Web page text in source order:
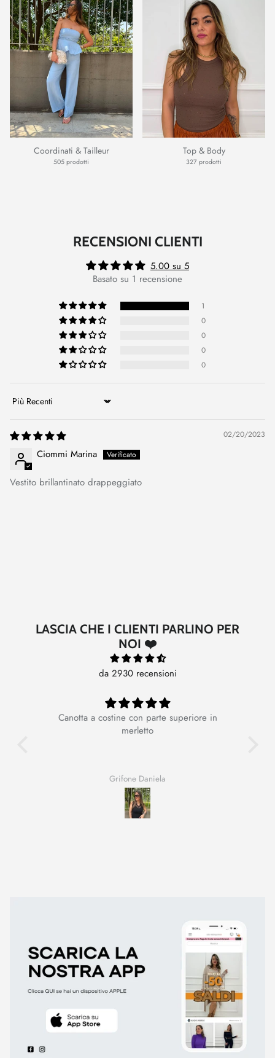
Coordinati & Tailleur
505 prodotti
Top & Body
327 prodotti
RECENSIONI CLIENTI
5.00 su 5
Basato su 1 recensione
1
0
0
0
0
Sort by
02/20/2023
Ciommi Marina
Vestito brillantinato drappeggiato
LASCIA CHE I CLIENTI PARLINO PER
NOI ❤️
da 2930 recensioni
Canotta a costine con parte superiore in
merletto
Grifone Daniela